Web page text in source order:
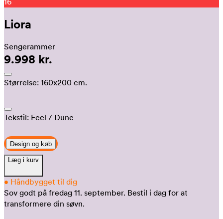
Liora
Sengerammer
9.998 kr.
Størrelse: 160x200 cm.
Tekstil: Feel / Dune
Design og køb
Læg i kurv
• Håndbygget til dig
Sov godt på fredag 11. september. Bestil i dag for at
transformere din søvn.